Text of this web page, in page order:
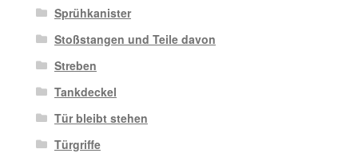
Sprühkanister
Stoßstangen und Teile davon
Streben
Tankdeckel
Tür bleibt stehen
Türgriffe